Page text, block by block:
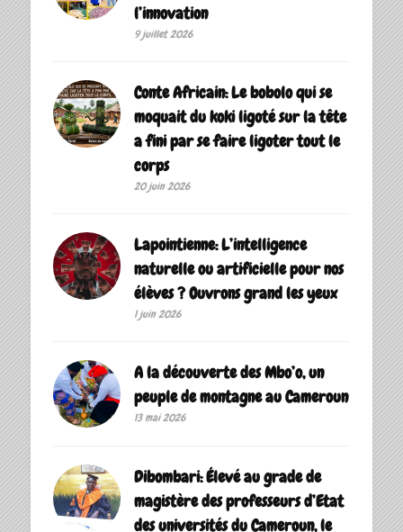
l’innovation
9 juillet 2026
Conte Africain: Le bobolo qui se
moquait du koki ligoté sur la tête
a fini par se faire ligoter tout le
corps
20 juin 2026
Lapointienne: L’intelligence
naturelle ou artificielle pour nos
élèves ? Ouvrons grand les yeux
1 juin 2026
A la découverte des Mbo’o, un
peuple de montagne au Cameroun
13 mai 2026
Dibombari: Élevé au grade de
magistère des professeurs d’Etat
des universités du Cameroun, le